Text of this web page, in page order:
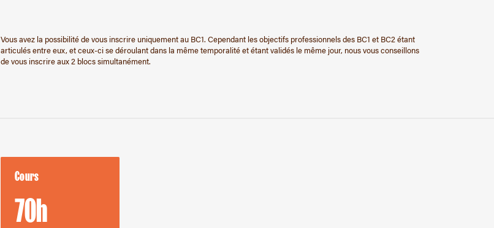
Vous avez la possibilité de vous inscrire uniquement au BC1. Cependant les objectifs professionnels des BC1 et BC2 étant
articulés entre eux, et ceux-ci se déroulant dans la même temporalité et étant validés le même jour, nous vous conseillons
de vous inscrire aux 2 blocs simultanément.
Cours
70h